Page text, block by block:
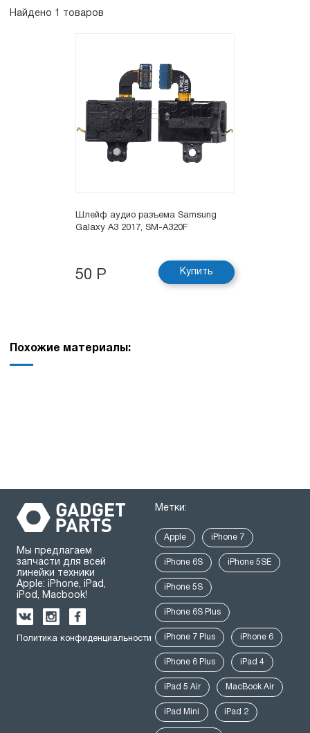
Найдено 1 товаров
Шлейф аудио разъема Samsung
Galaxy A3 2017, SM-A320F
50 Р Купить
Похожие материалы:
Мы предлагаем
запчасти для всей
линейки техники
Apple: iPhone, iPad,
iPod, Macbook!
Политика конфиденциальности
Метки:
Apple iPhone 7
iPhone 6S iPhone 5SE
iPhone 5S
iPhone 6S Plus
iPhone 7 Plus iPhone 6
iPhone 6 Plus iPad 4
iPad 5 Air MacBook Air
iPad Mini iPad 2